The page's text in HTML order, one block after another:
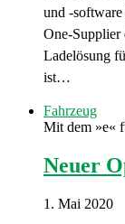
und -
One-Supplier
Ladelösung
ist…
Fahrzeug
Mit dem »e«
Neuer
1. Mai 2020